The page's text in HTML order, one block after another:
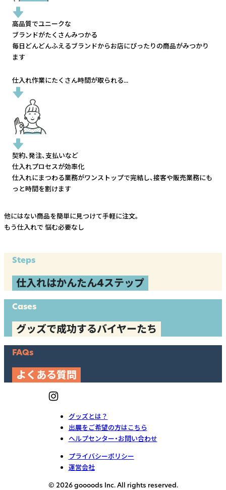
高品質でユニークな
ブランドがたくさんみつかる
毎日どんどんふえるブランドからお店にぴったりの商品がみつかり
ます
仕入れ作業にたくさん時間が取られる...
契約、発注、支払いなど
仕入れプロセスが効率化
仕入れにまつわる業務がワンストップで完結し、接客や販売業務にも
っと時間を割けます
他にはない商品を簡単に見つけて手軽に注文。
もう仕入れで 悩む必要なし
Steps
仕入れはかんたん4ステップ
Cases
グッズで成功するバイヤーたち
FAQs
よくある質問
グッズとは？
出展をご希望の方はこちら
ヘルプセンター・お問い合わせ
プライバシーポリシー
運営会社
© 2026 goooods Inc. All rights reserved.